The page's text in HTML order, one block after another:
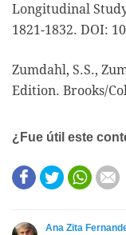
Longitudinal
1821-1832. DOI:
Zumdahl, S.S.,
Edition. Brooks/
¿Fue útil este
Este contenido
Ana Zita